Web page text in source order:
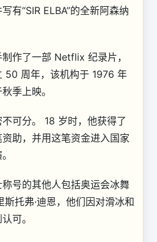
有“SIR ELBA”的全新阿森纳
作了一部 Netflix 纪录片，
50 周年，该机构于 1976 年
季上映。
可分。 18 岁时，他获得了
助，并用这笔资金进入国家
号的其他人包括奥运会冰舞
斯托弗·迪恩，他们因对滑冰和
可。